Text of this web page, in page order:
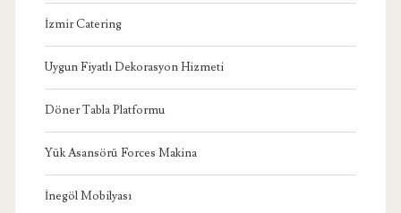
İzmir Catering
Uygun Fiyatlı Dekorasyon Hizmeti
Döner Tabla Platformu
Yük Asansörü Forces Makina
İnegöl Mobilyası